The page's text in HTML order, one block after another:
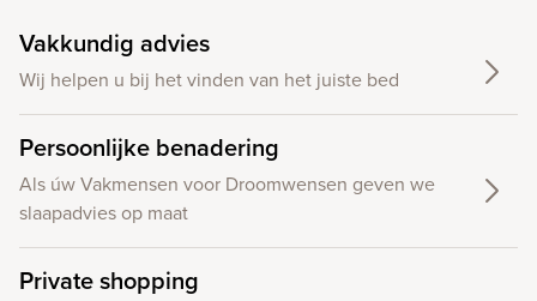
Vakkundig advies
Wij helpen u bij het vinden van het juiste bed
Persoonlijke benadering
Als úw Vakmensen voor Droomwensen geven we
slaapadvies op maat
Private shopping